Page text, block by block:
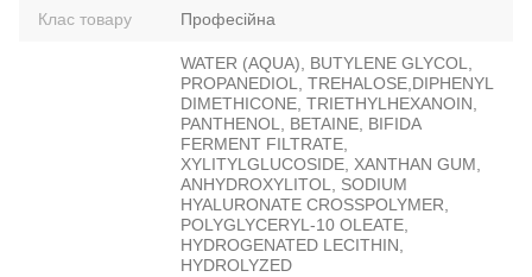
Клас товару Професійна
WATER (AQUA), BUTYLENE GLYCOL,
PROPANEDIOL, TREHALOSE,DIPHENYL
DIMETHICONE, TRIETHYLHEXANOIN,
PANTHENOL, BETAINE, BIFIDA
FERMENT FILTRATE,
XYLITYLGLUCOSIDE, XANTHAN GUM,
ANHYDROXYLITOL, SODIUM
HYALURONATE CROSSPOLYMER,
POLYGLYCERYL-10 OLEATE,
HYDROGENATED LECITHIN,
HYDROLYZED